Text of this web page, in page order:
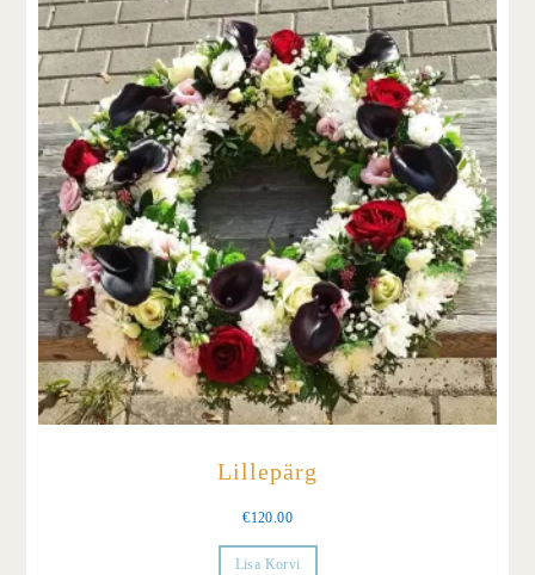
Lillepärg
€120.00
Lisa Korvi